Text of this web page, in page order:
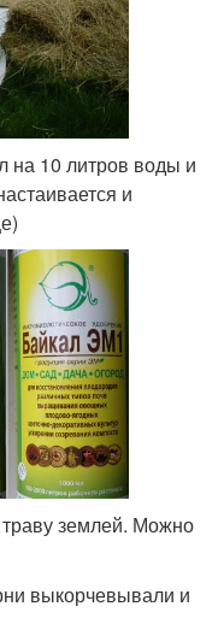
на 10 литров воды и
и
землей. Можно
выкорчевывали и